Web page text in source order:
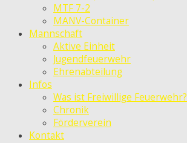
MTF 7-2
MANV-Container
Mannschaft
Aktive Einheit
Jugendfeuerwehr
Ehrenabteilung
Infos
Was ist Freiwillige Feuerwehr?
Chronik
Förderverein
Kontakt